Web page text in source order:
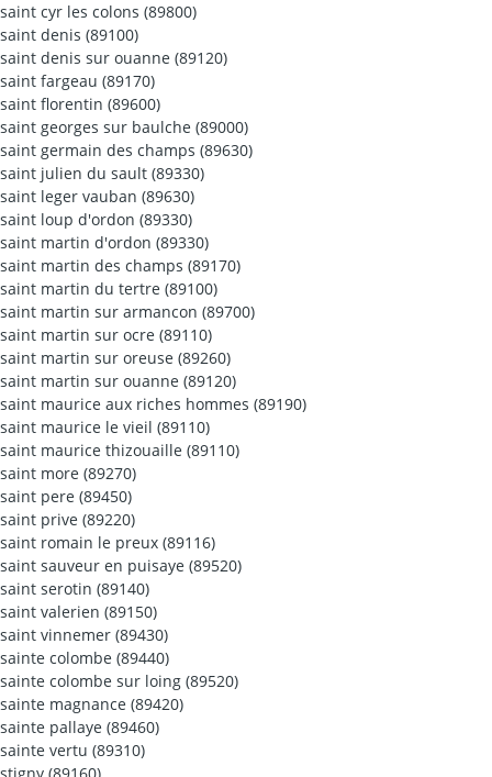
saint cyr les colons (89800)
saint denis (89100)
saint denis sur ouanne (89120)
saint fargeau (89170)
saint florentin (89600)
saint georges sur baulche (89000)
saint germain des champs (89630)
saint julien du sault (89330)
saint leger vauban (89630)
saint loup d'ordon (89330)
saint martin d'ordon (89330)
saint martin des champs (89170)
saint martin du tertre (89100)
saint martin sur armancon (89700)
saint martin sur ocre (89110)
saint martin sur oreuse (89260)
saint martin sur ouanne (89120)
saint maurice aux riches hommes (89190)
saint maurice le vieil (89110)
saint maurice thizouaille (89110)
saint more (89270)
saint pere (89450)
saint prive (89220)
saint romain le preux (89116)
saint sauveur en puisaye (89520)
saint serotin (89140)
saint valerien (89150)
saint vinnemer (89430)
sainte colombe (89440)
sainte colombe sur loing (89520)
sainte magnance (89420)
sainte pallaye (89460)
sainte vertu (89310)